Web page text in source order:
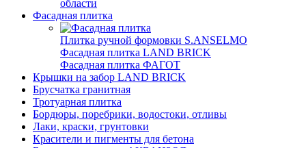
области
Фасадная плитка
Плитка ручной формовки S.ANSELMO
Фасадная плитка LAND BRICK
Фасадная плитка ФАГОТ
Крышки на забор LAND BRICK
Брусчатка гранитная
Тротуарная плитка
Бордюры, поребрики, водостоки, отливы
Лаки, краски, грунтовки
Красители и пигменты для бетона